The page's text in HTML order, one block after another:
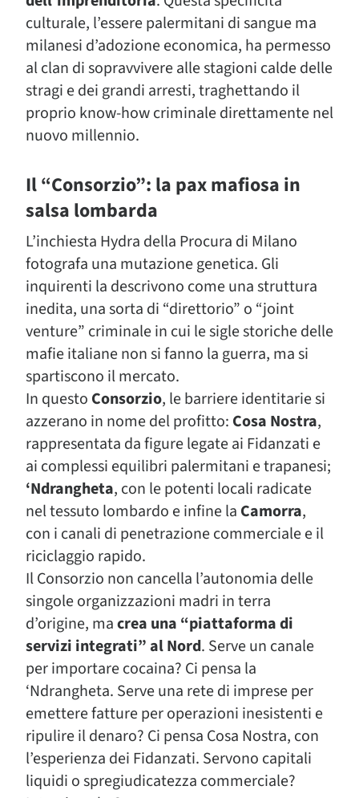
culturale, l’essere palermitani di sangue ma
milanesi d’adozione economica, ha permesso
al clan di sopravvivere alle stagioni calde delle
stragi e dei grandi arresti, traghettando il
proprio know-how criminale direttamente nel
nuovo millennio.
Il “Consorzio”: la pax mafiosa in
salsa lombarda
L’inchiesta Hydra della Procura di Milano
fotografa una mutazione genetica. Gli
inquirenti la descrivono come una struttura
inedita, una sorta di “direttorio” o “joint
venture” criminale in cui le sigle storiche delle
mafie italiane non si fanno la guerra, ma si
spartiscono il mercato.
In questo Consorzio, le barriere identitarie si
azzerano in nome del profitto: Cosa Nostra,
rappresentata da figure legate ai Fidanzati e
ai complessi equilibri palermitani e trapanesi;
‘Ndrangheta, con le potenti locali radicate
nel tessuto lombardo e infine la Camorra,
con i canali di penetrazione commerciale e il
riciclaggio rapido.
Il Consorzio non cancella l’autonomia delle
singole organizzazioni madri in terra
d’origine, macrea una “piattaforma di
servizi integrati” al Nord. Serve un canale
per importare cocaina? Ci pensa la
‘Ndrangheta. Serve una rete di imprese per
emettere fatture per operazioni inesistenti e
ripulire il denaro? Ci pensa Cosa Nostra, con
l’esperienza dei Fidanzati. Servono capitali
liquidi o spregiudicatezza commerciale?